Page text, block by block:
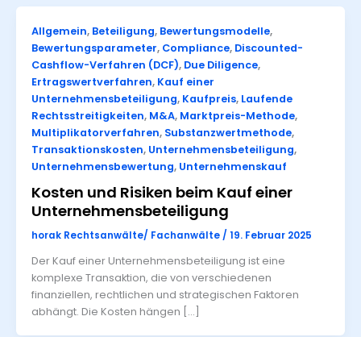
Allgemein, Beteiligung, Bewertungsmodelle,
Bewertungsparameter, Compliance, Discounted-
Cashflow-Verfahren (DCF), Due Diligence,
Ertragswertverfahren, Kauf einer
Unternehmensbeteiligung, Kaufpreis, Laufende
Rechtsstreitigkeiten, M&A, Marktpreis-Methode,
Multiplikatorverfahren, Substanzwertmethode,
Transaktionskosten, Unternehmensbeteiligung,
Unternehmensbewertung, Unternehmenskauf
Kosten und Risiken beim Kauf einer
Unternehmensbeteiligung
horak Rechtsanwälte/ Fachanwälte / 19. Februar 2025
Der Kauf einer Unternehmensbeteiligung ist eine
komplexe Transaktion, die von verschiedenen
finanziellen, rechtlichen und strategischen Faktoren
abhängt. Die Kosten hängen […]